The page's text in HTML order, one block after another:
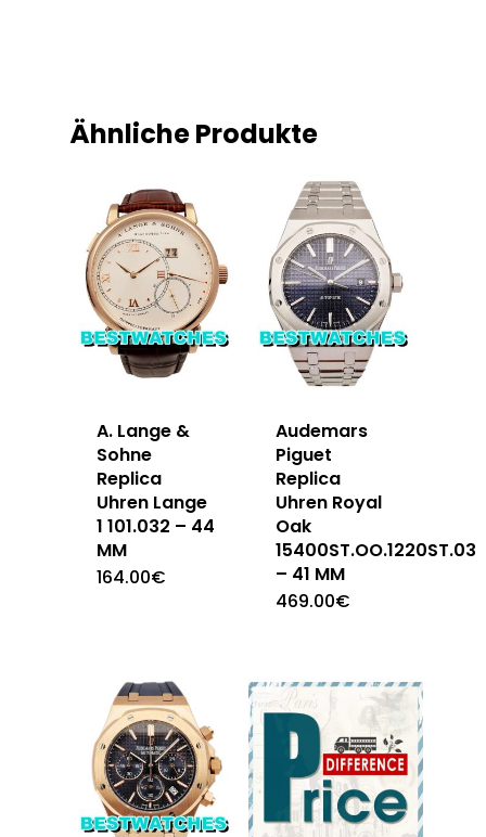
Ähnliche Produkte
A. Lange &
Sohne
Replica
Uhren Lange
1 101.032 – 44
MM
164.00€
Audemars
Piguet
Replica
Uhren Royal
Oak
15400ST.OO.1220ST.03
– 41 MM
469.00€